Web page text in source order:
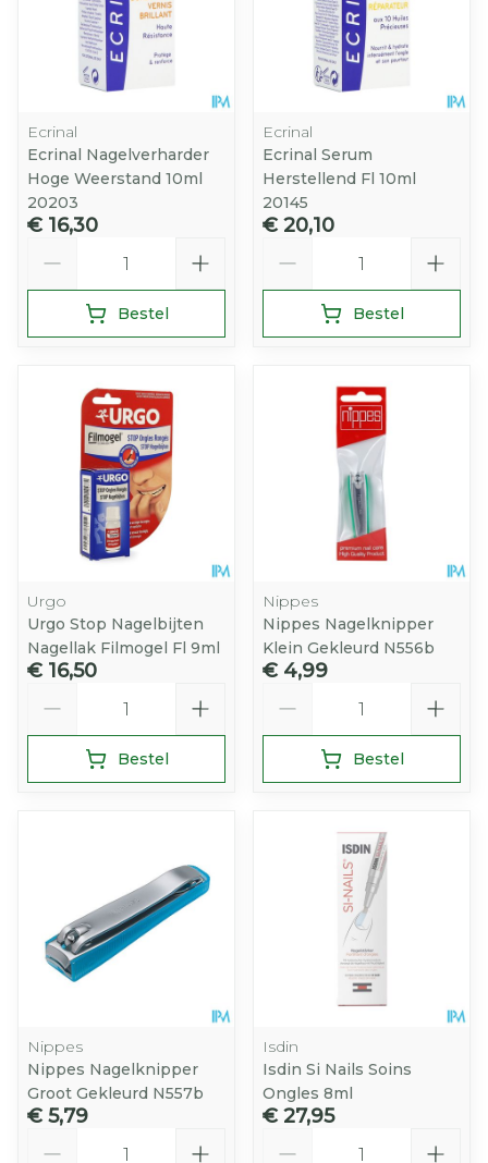
Ecrinal
Ecrinal Nagelverharder
Hoge Weerstand 10ml
20203
€ 16,30
Bestel
Ecrinal
Ecrinal Serum
Herstellend Fl 10ml
20145
€ 20,10
Bestel
Urgo
Urgo Stop Nagelbijten
Nagellak Filmogel Fl 9ml
€ 16,50
Bestel
Nippes
Nippes Nagelknipper
Klein Gekleurd N556b
€ 4,99
Bestel
Nippes
Nippes Nagelknipper
Groot Gekleurd N557b
€ 5,79
Isdin
Isdin Si Nails Soins
Ongles 8ml
€ 27,95